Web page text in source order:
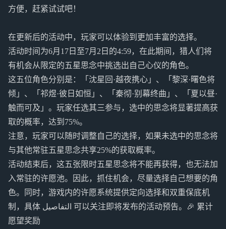
方便，赶紧试试吧！
在更新后的活动中，玩家可以体验到更加丰富的选择。
活动时间为6月17日至7月2日的4:59，在此期间，猎人们将
有机会从限定的五星思念中挑选出自己心仪的角色。
这五位角色分别是：「沈星回·越夜携心」、「黎深·曙色将
倾」、「祁煜·彼日如恒」、「秦彻·别幕终曲」、「夏以昼·
触而可及」。玩家任选其三参与，选中的思念将显著提高获
取的概率，达到75%。
注意，玩家可以随时调整自己的选择，如果未选中的思念将
与其他常驻五星思念共享25%的获取概率。
活动结束后，这五张限时五星思念将不能再获得，也无法加
入常驻的许愿池。因此，抓住机会，尽量选择自己想要的角
色。同时，游戏内的许愿系统提供定向选择和双重保底机
制，具体 التفاصيل 可以关注即将发布的活动预告。🎉 累计
愿望奖励